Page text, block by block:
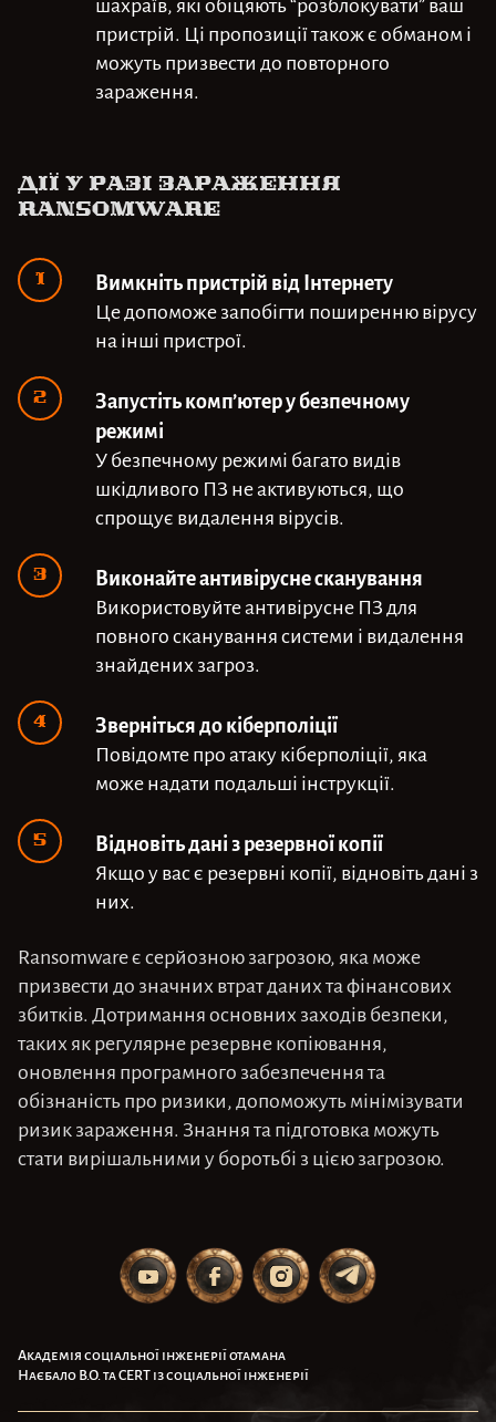
пристрій. Ці пропозиції також є обманом і
можуть призвести до повторного
зараження.
Дії у разі зараження
ransomware
Вимкніть пристрій від Інтернету
Це допоможе запобігти поширенню вірусу
на інші пристрої.
Запустіть комп’ютер у безпечному
режимі
У безпечному режимі багато видів
шкідливого ПЗ не активуються, що
спрощує видалення вірусів.
Виконайте антивірусне сканування
Використовуйте антивірусне ПЗ для
повного сканування системи і видалення
знайдених загроз.
Зверніться до кіберполіції
Повідомте про атаку кіберполіції, яка
може надати подальші інструкції.
Відновіть дані з резервної копії
Якщо у вас є резервні копії, відновіть дані з
них.
Ransomware є серйозною загрозою, яка може
призвести до значних втрат даних та фінансових
збитків. Дотримання основних заходів безпеки,
таких як регулярне резервне копіювання,
оновлення програмного забезпечення та
обізнаність про ризики, допоможуть мінімізувати
ризик зараження. Знання та підготовка можуть
стати вирішальними у боротьбі з цією загрозою.
Академія соціальної інженерії отамана
Наєбало В.О. та CERT із соціальної інженерії